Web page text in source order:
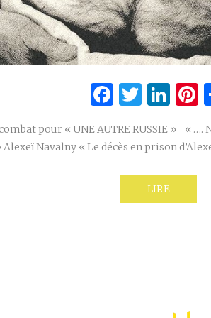
pour « UNE AUTRE RUSSIE » « ….
Navalny « Le décès en prison
LIRE